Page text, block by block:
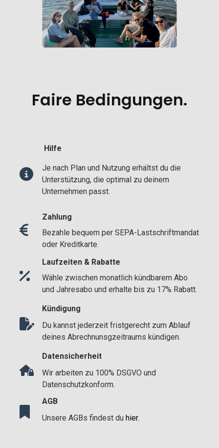
Faire Bedingungen.
Hilfe
Je nach Plan und Nutzung erhältst du die
Unterstützung, die optimal zu deinem
Unternehmen passt.
Zahlung
Bezahle bequem per SEPA-Lastschriftmandat
oder Kreditkarte.
Laufzeiten & Rabatte
Wähle zwischen monatlich kündbarem Abo
und Jahresabo und erhalte bis zu 17% Rabatt.
Kündigung
Du kannst jederzeit fristgerecht zum Ablauf
deines Abrechnunsgzeitraums kündigen.
Datensicherheit
Wir arbeiten zu 100% DSGVO und
Datenschutzkonform.
AGB
Unsere AGBs findest du hier.